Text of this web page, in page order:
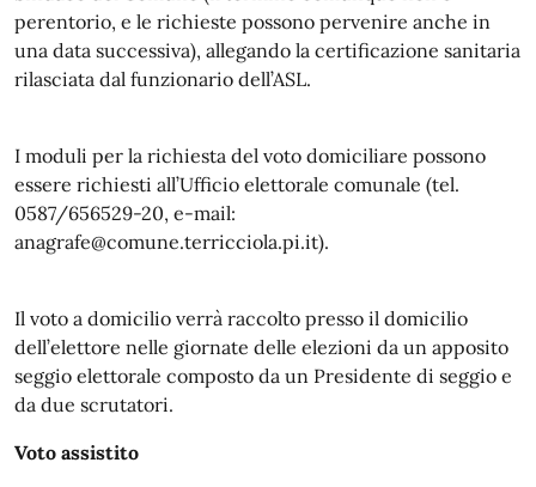
perentorio, e le richieste possono pervenire anche in
una data successiva), allegando la certificazione sanitaria
rilasciata dal funzionario dell’ASL.
I moduli per la richiesta del voto domiciliare possono
essere richiesti all’Ufficio elettorale comunale (tel.
0587/656529-20, e-mail:
anagrafe@comune.terricciola.pi.it).
Il voto a domicilio verrà raccolto presso il domicilio
dell’elettore nelle giornate delle elezioni da un apposito
seggio elettorale composto da un Presidente di seggio e
da due scrutatori.
Voto assistito